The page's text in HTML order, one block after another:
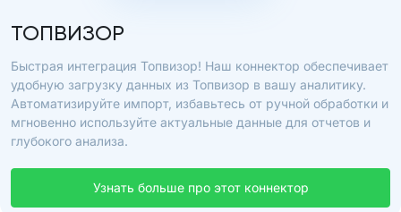
ТОПВИЗОР
Быстрая интеграция Топвизор! Наш коннектор обеспечивает
удобную загрузку данных из Топвизор в вашу аналитику.
Автоматизируйте импорт, избавьтесь от ручной обработки и
мгновенно используйте актуальные данные для отчетов и
глубокого анализа.
Узнать больше про этот коннектор